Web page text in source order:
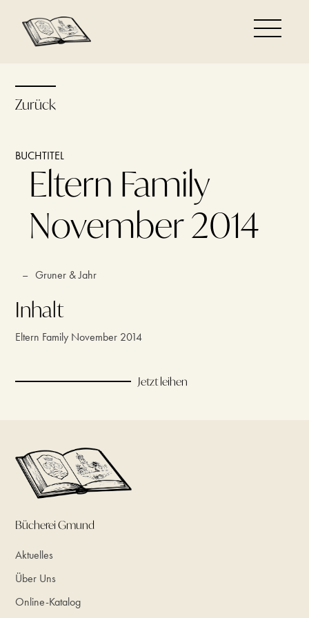
Zurück
BUCHTITEL
Eltern Family
November 2014
– Gruner & Jahr
Inhalt
Eltern Family November 2014
Jetzt leihen
Bücherei Gmund
Aktuelles
Über Uns
Online-Katalog